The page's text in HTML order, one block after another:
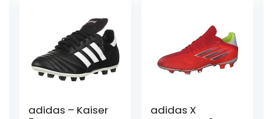
adidas – Kaiser
adidas X